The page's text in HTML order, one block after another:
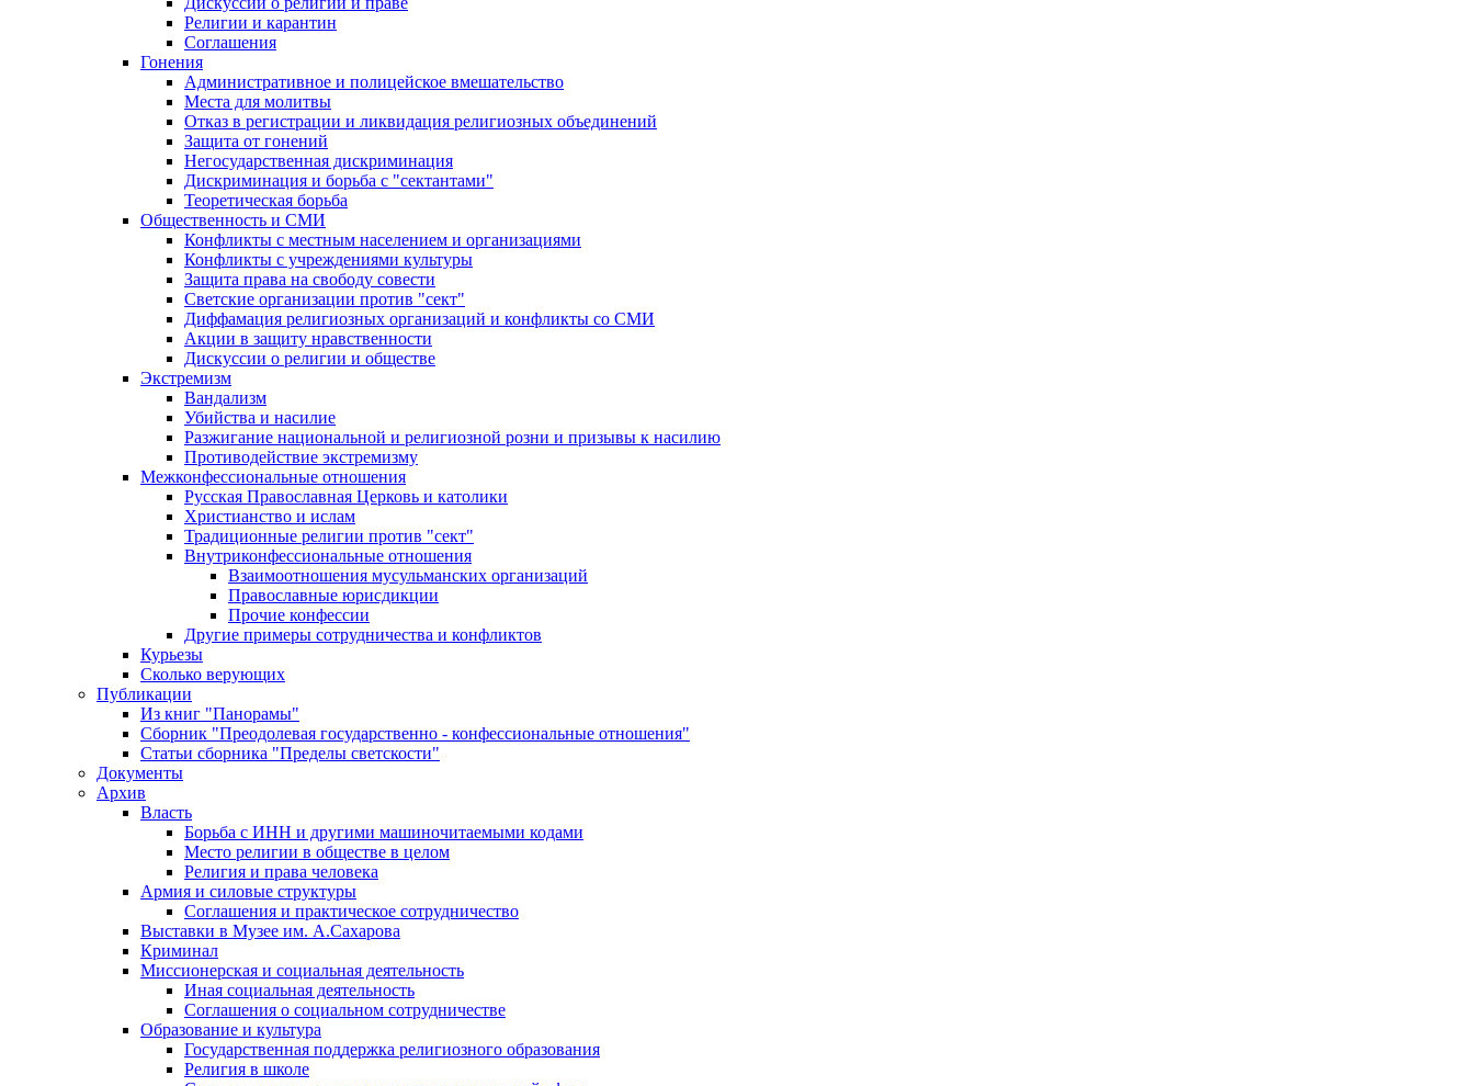
Религии и карантин
Соглашения
Гонения
Административное и полицейское вмешательство
Места для молитвы
Отказ в регистрации и ликвидация религиозных объединений
Защита от гонений
Негосударственная дискриминация
Дискриминация и борьба с "сектантами"
Теоретическая борьба
Общественность и СМИ
Конфликты с местным населением и организациями
Конфликты с учреждениями культуры
Защита права на свободу совести
Светские организации против "сект"
Диффамация религиозных организаций и конфликты со СМИ
Акции в защиту нравственности
Дискуссии о религии и обществе
Экстремизм
Вандализм
Убийства и насилие
Разжигание национальной и религиозной розни и призывы к насилию
Противодействие экстремизму
Межконфессиональные отношения
Русская Православная Церковь и католики
Христианство и ислам
Традиционные религии против "сект"
Внутриконфессиональные отношения
Взаимоотношения мусульманских организаций
Православные юрисдикции
Прочие конфессии
Другие примеры сотрудничества и конфликтов
Курьезы
Сколько верующих
Публикации
Из книг "Панорамы"
Сборник "Преодолевая государственно - конфессиональные отношения"
Статьи сборника "Пределы светскости"
Документы
Архив
Власть
Борьба с ИНН и другими машиночитаемыми кодами
Место религии в обществе в целом
Религия и права человека
Армия и силовые структуры
Соглашения и практическое сотрудничество
Выставки в Музее им. А.Сахарова
Криминал
Миссионерская и социальная деятельность
Иная социальная деятельность
Соглашения о социальном сотрудничестве
Образование и культура
Государственная поддержка религиозного образования
Религия в школе